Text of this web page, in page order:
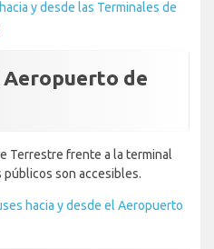
y desde las Terminales de
de
Terrestre frente a la terminal
son accesibles.
hacia y desde el Aeropuerto